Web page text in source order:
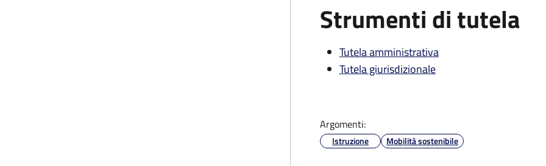
Strumenti di tutela
Tutela amministrativa
Tutela giurisdizionale
Argomenti:
Istruzione Mobilità sostenibile